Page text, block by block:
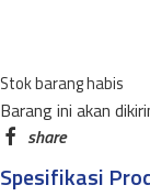
Stok barang habis
410
JUMBO
WARNA
quantity
Barang ini akan
Spesifikasi